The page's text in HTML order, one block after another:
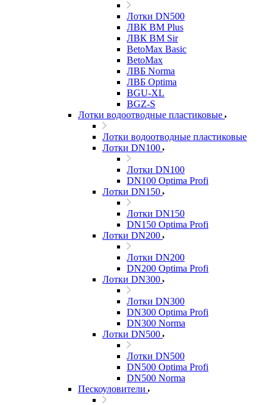
Лотки DN500
ЛВК ВМ Plus
ЛВК ВМ Sir
BetoMax Basic
BetoMax
ЛВБ Norma
ЛВБ Optima
BGU-XL
BGZ-S
Лотки водоотводные пластиковые
Лотки водоотводные пластиковые
Лотки DN100
Лотки DN100
DN100 Optima Profi
Лотки DN150
Лотки DN150
DN150 Optima Profi
Лотки DN200
Лотки DN200
DN200 Optima Profi
Лотки DN300
Лотки DN300
DN300 Optima Profi
DN300 Norma
Лотки DN500
Лотки DN500
DN500 Optima Profi
DN500 Norma
Пескоуловители